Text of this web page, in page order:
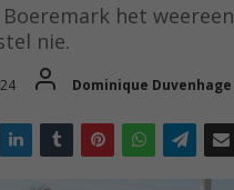
Boeremark het
nie.
Dominique Duvenhage